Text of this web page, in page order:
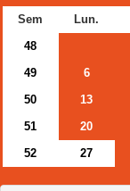
Sem Lun.
48
49
6
50
13
51
20
52
27